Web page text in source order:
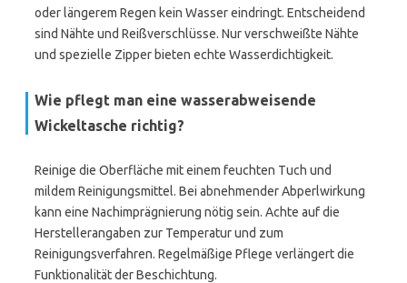
oder längerem Regen kein Wasser eindringt. Entscheidend
sind Nähte und Reißverschlüsse. Nur verschweißte Nähte
und spezielle Zipper bieten echte Wasserdichtigkeit.
Wie pflegt man eine wasserabweisende
Wickeltasche richtig?
Reinige die Oberfläche mit einem feuchten Tuch und
mildem Reinigungsmittel. Bei abnehmender Abperlwirkung
kann eine Nachimprägnierung nötig sein. Achte auf die
Herstellerangaben zur Temperatur und zum
Reinigungsverfahren. Regelmäßige Pflege verlängert die
Funktionalität der Beschichtung.